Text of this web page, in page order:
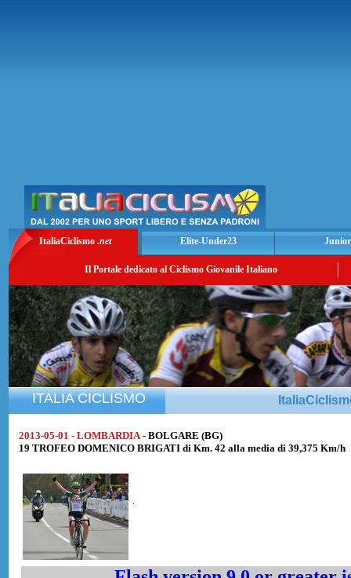
ItaliaCiclismo .net Elite-Under23
Il Portale dedicato al Ciclismo Giovanile Italiano
ITALIA CICLISMO
2013-05-01 - LOMBARDIA - BOLGARE (BG)
19 TROFEO DOMENICO BRIGATI di Km. 42 alla media di 39,375 Km/h
.